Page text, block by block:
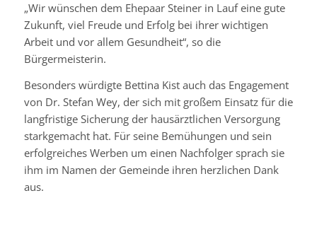
„Wir wünschen dem Ehepaar Steiner in Lauf eine gute
Zukunft, viel Freude und Erfolg bei ihrer wichtigen
Arbeit und vor allem Gesundheit“, so die
Bürgermeisterin.
Besonders würdigte Bettina Kist auch das Engagement
von Dr. Stefan Wey, der sich mit großem Einsatz für die
langfristige Sicherung der hausärztlichen Versorgung
starkgemacht hat. Für seine Bemühungen und sein
erfolgreiches Werben um einen Nachfolger sprach sie
ihm im Namen der Gemeinde ihren herzlichen Dank
aus.